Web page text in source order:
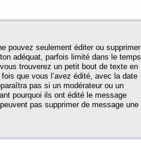
pouvez seulement éditer ou supprimer
adéquat, parfois limité dans le temps
trouverez un petit bout de texte en
que vous l’avez édité, avec la date
pas si un modérateur ou un
pourquoi ils ont édité le message
pas supprimer de message une